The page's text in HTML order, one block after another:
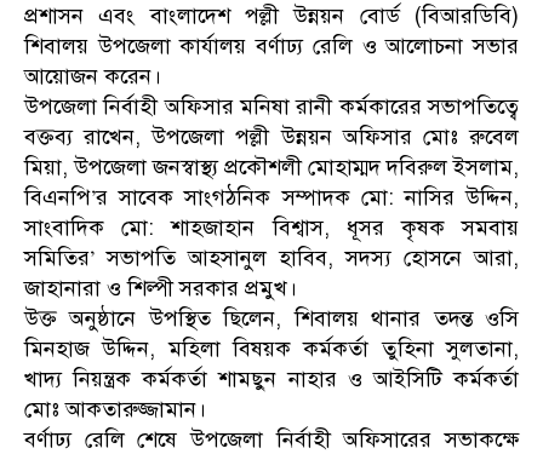
প্রশাসন এবং বাংলাদেশ পল্লী উন্নয়ন বোর্ড (বিআরডিবি)
শিবালয় উপজেলা কার্যালয় বর্ণাঢ্য রেলি ও আলোচনা সভার
আয়োজন করেন।
উপজেলা নির্বাহী অফিসার মনিষা রানী কর্মকারের সভাপতিত্বে
বক্তব্য রাখেন, উপজেলা পল্লী উন্নয়ন অফিসার মোঃ রুবেল
মিয়া, উপজেলা জনস্বাস্থ্য প্রকৌশলী মোহাম্মদ দবিরুল ইসলাম,
বিএনপি’র সাবেক সাংগঠনিক সম্পাদক মো: নাসির উদ্দিন,
সাংবাদিক মো: শাহজাহান বিশ্বাস, ধূসর কৃষক সমবায়
সমিতির’ সভাপতি আহসানুল হাবিব, সদস্য হোসনে আরা,
জাহানারা ও শিল্পী সরকার প্রমুখ।
উক্ত অনুষ্ঠানে উপস্থিত ছিলেন, শিবালয় থানার তদন্ত ওসি
মিনহাজ উদ্দিন, মহিলা বিষয়ক কর্মকর্তা তুহিনা সুলতানা,
খাদ্য নিয়ন্ত্রক কর্মকর্তা শামছুন নাহার ও আইসিটি কর্মকর্তা
মোঃ আকতারুজ্জামান।
বর্ণাঢ্য রেলি শেষে উপজেলা নির্বাহী অফিসারের সভাকক্ষে